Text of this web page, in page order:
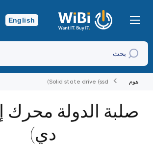
تخطي إلى المحتوى
English
بحث
هوم Solid state drive (ssd)
صلبة الدولة
دي)